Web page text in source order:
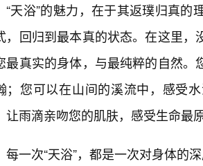
“天浴”的魅力，在于其返璞归真
，回归到最本真的状态。在这里
最真实的身体，与最纯粹的自然
；您可以在山间的溪流中，感受
让雨滴亲吻您的肌肤，感受生命最
每一次“天浴”，都是一次对身体的